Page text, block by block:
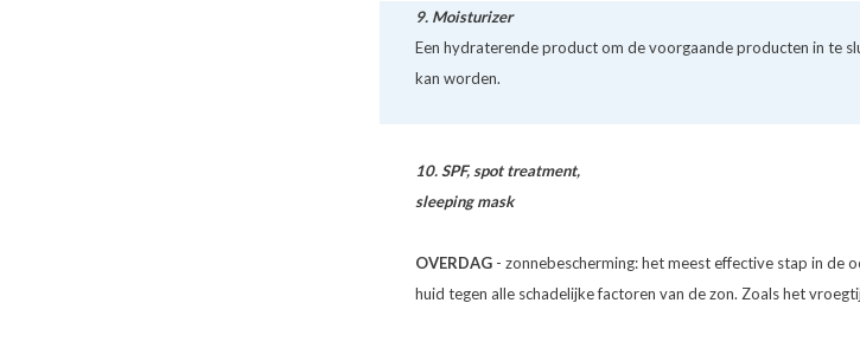
9. Moisturizer
Een hydraterende product om de voorgaande producten in te
kan worden.
10.SPF,spot treatment,
sleeping mask
OVERDAG- zonnebescherming: het meest effective stap in de
huid tegen alle schadelijke factoren van de zon. Zoals het